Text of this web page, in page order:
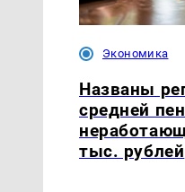
Экономика
Названы
средней
тыс. рублей